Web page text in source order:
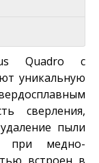
Quadro с
уникальную
сверления,
пыли
при медно-